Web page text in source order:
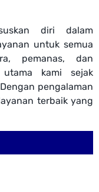
diri dalam
untuk semua
pemanas, dan
kami sejak
pengalaman
terbaik yang